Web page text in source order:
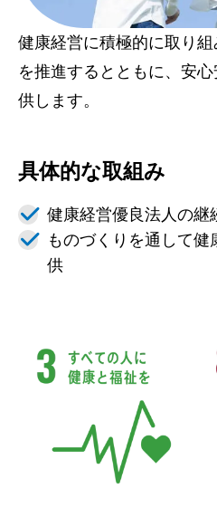
健康経営に積極的に取り
を推進するとともに、安
供します。
具体的な取組み
健康経営優良法人の継
ものづくりを通して
供